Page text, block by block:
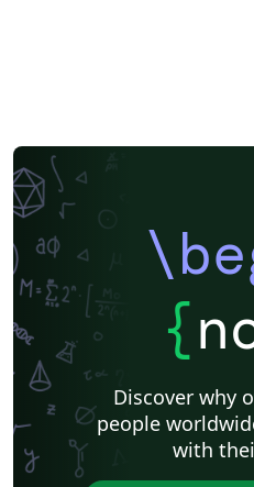
{
Discover why
people
with